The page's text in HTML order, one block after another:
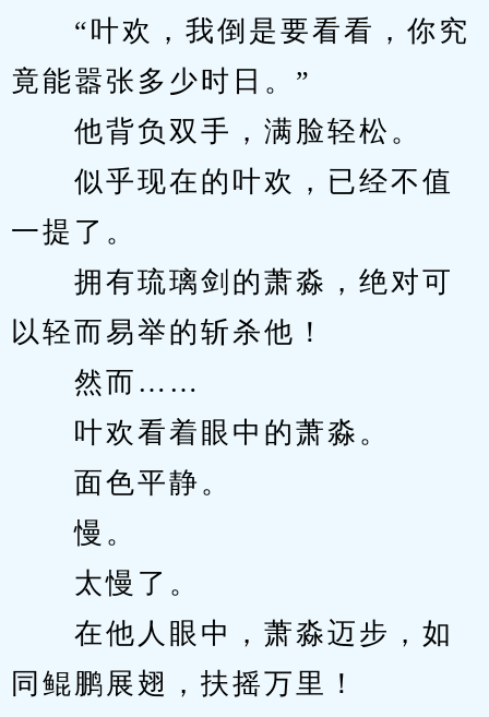
“叶欢，我倒是要看看，你究
竟能嚣张多少时日。”
他背负双手，满脸轻松。
似乎现在的叶欢，已经不值
一提了。
拥有琉璃剑的萧淼，绝对可
以轻而易举的斩杀他！
然而……
叶欢看着眼中的萧淼。
面色平静。
慢。
太慢了。
在他人眼中，萧淼迈步，如
同鲲鹏展翅，扶摇万里！